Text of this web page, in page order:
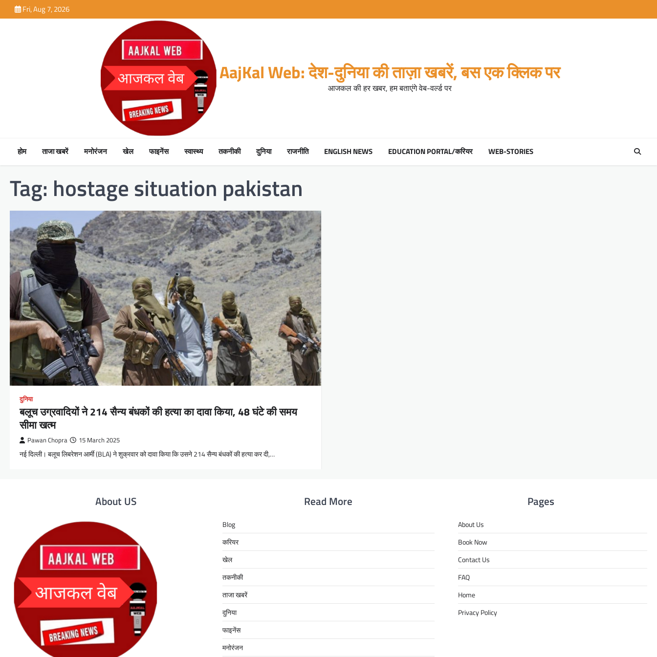
to
Fri, Aug 7, 2026
AajKal Web: देश-दुनिया की ताज़ा खबरें, बस एक क्लिक पर
आजकल की हर खबर, हम बताएंगे वेब-वर्ल्ड पर
होम ताजा खबरें मनोरंजन खेल फाइनेंस स्वास्थ्य तकनीकी दुनिया राजनीति ENGLISH NEWS EDUCATION PORTAL/करियर WEB-STORIES
Tag: hostage situation pakistan
दुनिया
बलूच उग्रवादियों ने 214 सैन्य बंधकों की हत्या का दावा किया, 48 घंटे की समय
सीमा खत्म
Pawan Chopra 15 March 2025
नई दिल्ली। बलूच लिबरेशन आर्मी (BLA) ने शुक्रवार को दावा किया कि उसने 214 सैन्य बंधकों की हत्या कर दी,…
About US Read More
Blog
करियर
खेल
तकनीकी
ताजा खबरें
दुनिया
फाइनेंस
मनोरंजन
Pages
About Us
Book Now
Contact Us
FAQ
Home
Privacy Policy